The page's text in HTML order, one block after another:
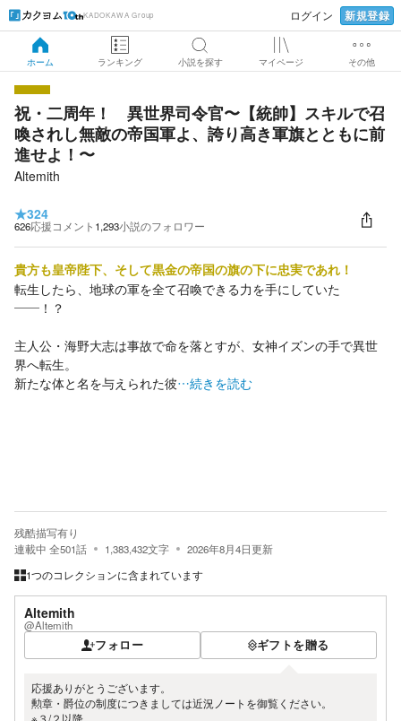
KADOKAWA Group ログイン 新規登録
ホーム ランキング 小説を探す マイページ その他
祝・二周年！ 異世界司令官〜【統帥】スキルで召
喚されし無敵の帝国軍よ、誇り高き軍旗とともに前
進せよ！〜
Altemith
★324
626応援コメント 1,293小説のフォロワー
貴方も皇帝陛下、そして黒金の帝国の旗の下に忠実であれ！
転生したら、地球の軍を全て召喚できる力を手にしていた
――！？
主人公・海野大志は事故で命を落とすが、女神イズンの手で異世
界へ転生。
新たな体と名を与えられた彼…続きを読む
残酷描写有り
連載中 全501話 1,383,432文字 2026年8月4日更新
1つのコレクションに含まれています
Altemith
@Altemith
フォロー ギフトを贈る
応援ありがとうございます。
勲章・爵位の制度につきましては近況ノートを御覧ください。
※３/２以降